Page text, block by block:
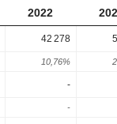
2022
42 278
10,76%
-
-